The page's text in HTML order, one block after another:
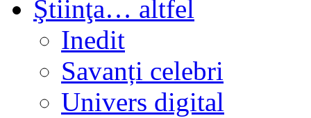
Ştiinţa… altfel
Inedit
Savanți celebri
Univers digital